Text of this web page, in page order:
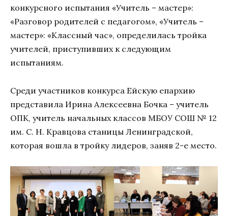
конкурсного испытания «Учитель – мастер»:
«Разговор родителей с педагогом», «Учитель –
мастер»: «Классный час», определилась тройка
учителей, приступивших к следующим
испытаниям.
Среди участников конкурса Ейскую епархию
представила Ирина Алексеевна Бочка – учитель
ОПК, учитель начальных классов МБОУ СОШ № 12
им. С. Н. Кравцова станицы Ленинградской,
которая вошла в тройку лидеров, заняв 2-е место.